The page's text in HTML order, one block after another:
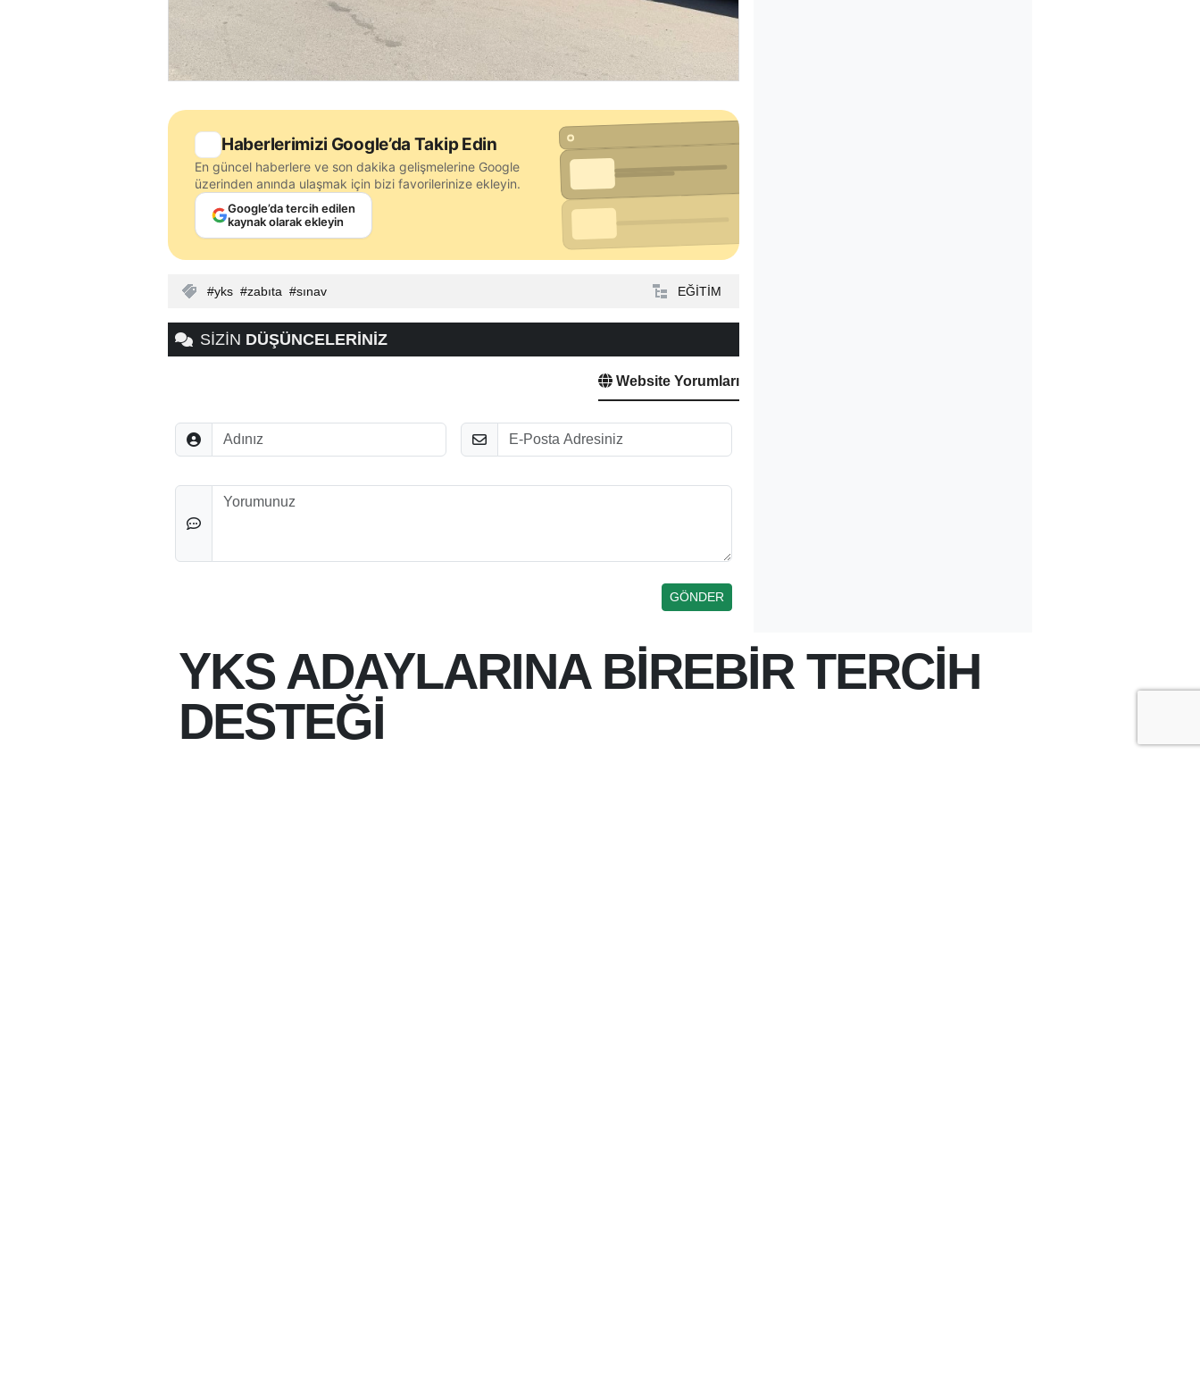
Haberlerimizi Google’da Takip Edin
En güncel haberlere ve son dakika gelişmelerine Google
üzerinden anında ulaşmak için bizi favorilerinize ekleyin.
Google’da tercih edilen
kaynak olarak ekleyin
yks zabıta sınav EĞİTİM
SİZİN DÜŞÜNCELERİNİZ
Website Yorumları
Adınız E-Posta
Düşünceleriniz
YKS ADAYLARINA BİREBİR TERCİH
DESTEĞİ